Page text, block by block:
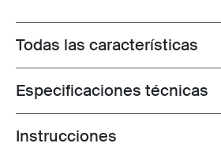
Toggle features
Todas las características
Toggle techspec
Especificaciones técnicas
Toggle guides and instructions
Instrucciones